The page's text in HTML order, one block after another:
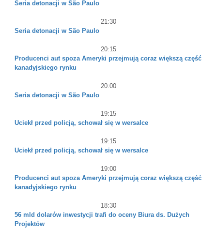
Seria detonacji w São Paulo
21:30
Seria detonacji w São Paulo
20:15
Producenci aut spoza Ameryki przejmują coraz większą część
kanadyjskiego rynku
20:00
Seria detonacji w São Paulo
19:15
Uciekł przed policją, schował się w wersalce
19:15
Uciekł przed policją, schował się w wersalce
19:00
Producenci aut spoza Ameryki przejmują coraz większą część
kanadyjskiego rynku
18:30
56 mld dolarów inwestycji trafi do oceny Biura ds. Dużych
Projektów